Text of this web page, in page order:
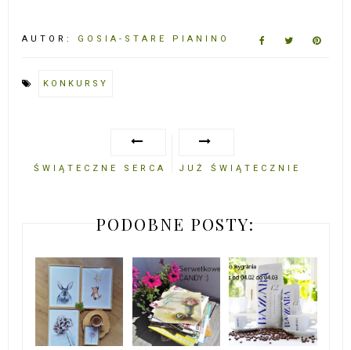
AUTOR: GOSIA-STARE PIANINO
KONKURSY
ŚWIĄTECZNE SERCA JUŻ ŚWIĄTECZNIE
PODOBNE POSTY: